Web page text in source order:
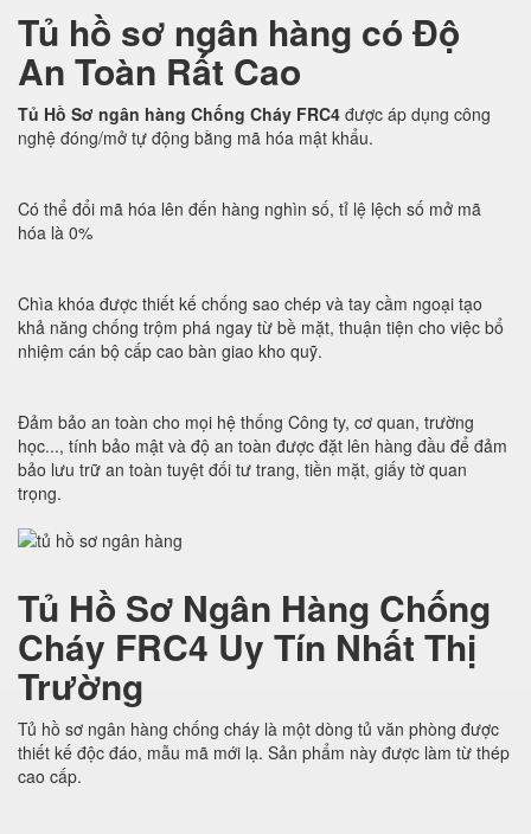
Tủ hồ sơ ngân hàng có Độ
An Toàn Rất Cao
Tủ Hồ Sơ ngân hàng Chống Cháy FRC4 được áp dụng công
nghệ đóng/mở tự động bằng mã hóa mật khẩu.
Có thể đổi mã hóa lên đến hàng nghìn số, tỉ lệ lệch số mở mã
hóa là 0%
Chìa khóa được thiết kế chống sao chép và tay cầm ngoại tạo
khả năng chống trộm phá ngay từ bề mặt, thuận tiện cho việc bổ
nhiệm cán bộ cấp cao bàn giao kho quỹ.
Đảm bảo an toàn cho mọi hệ thống Công ty, cơ quan, trường
học..., tính bảo mật và độ an toàn được đặt lên hàng đầu để đảm
bảo lưu trữ an toàn tuyệt đối tư trang, tiền mặt, giấy tờ quan
trọng.
Tủ Hồ Sơ Ngân Hàng Chống
Cháy FRC4 Uy Tín Nhất Thị
Trường
Tủ hồ sơ ngân hàng chống cháy là một dòng tủ văn phòng được
thiết kế độc đáo, mẫu mã mới lạ. Sản phẩm này được làm từ thép
cao cấp.